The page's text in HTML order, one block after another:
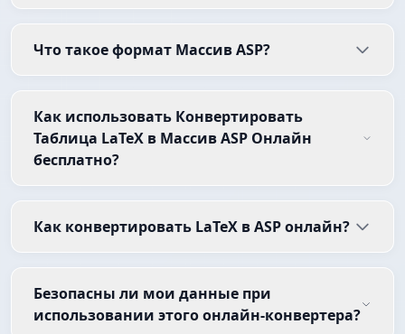
Что такое формат Массив ASP?
Как использовать Конвертировать
Таблица LaTeX в Массив ASP Онлайн
бесплатно?
Как конвертировать LaTeX в ASP онлайн?
Безопасны ли мои данные при
использовании этого онлайн-конвертера?